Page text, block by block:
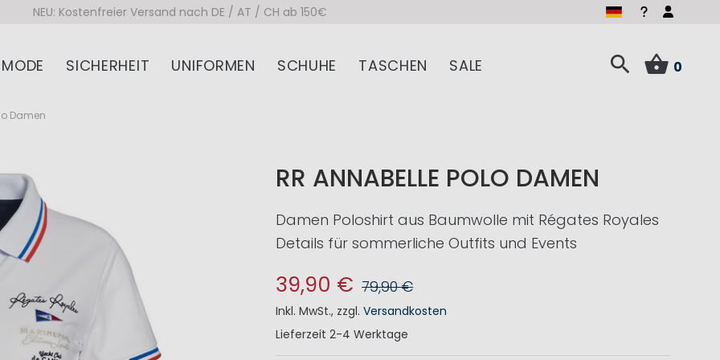
NEU: Kostenfreier Versand nach DE / AT / CH ab 150€
MODE SICHERHEIT UNIFORMEN SCHUHE TASCHEN SALE 0
Damen
RR ANNABELLE POLO DAMEN
Damen Poloshirt aus Baumwolle mit Régates Royales
Details für sommerliche Outfits und Events
39,90 € 79,90 €
Inkl. MwSt., zzgl.Versandkosten
Lieferzeit 2-4 Werktage